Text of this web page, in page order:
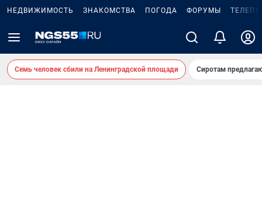
НЕДВИЖИМОСТЬ ЗНАКОМСТВА ПОГОДА ФОРУМЫ
Семь человек сбили на Ленинградской площади Сиротам